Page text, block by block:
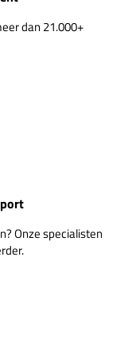
dan 21.000+
Onze specialisten